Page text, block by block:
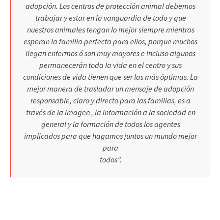
adopción. Los centros de protección animal debemos
trabajar y estar en la vanguardia de todo y que
nuestros animales tengan lo mejor siempre mientras
esperan la familia perfecta para ellos, porque muchos
llegan enfermos ó son muy mayores e incluso algunos
permanecerán toda la vida en el centro y sus
condiciones de vida tienen que ser las más óptimas. La
mejor manera de trasladar un mensaje de adopción
responsable, claro y directo para las familias, es a
través de la imagen , la información a la sociedad en
general y la formación de todos los agentes
implicados para que hagamos juntos un mundo mejor
para
todos”.